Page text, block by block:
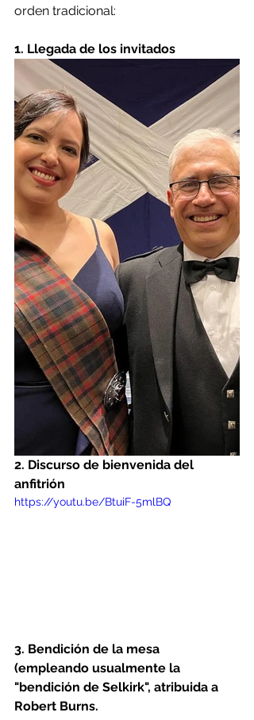
orden tradicional:
1. Llegada de los invitados
2. Discurso de bienvenida del
anfitrión
https://youtu.be/BtuiF-5mlBQ
3. Bendición de la mesa
(empleando usualmente la
"bendición de Selkirk", atribuida a
Robert Burns.